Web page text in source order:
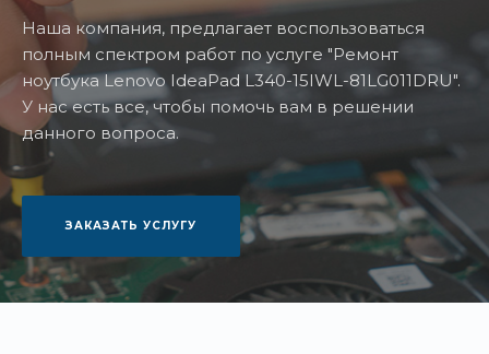
Наша компания, предлагает воспользоваться
полным спектром работ по услуге "Ремонт
ноутбука Lenovo IdeaPad L340-15IWL-81LG011DRU".
У нас есть все, чтобы помочь вам в решении
данного вопроса.
ЗАКАЗАТЬ УСЛУГУ